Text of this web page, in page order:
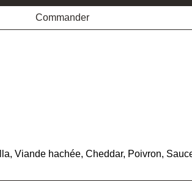
Commander
Viande hachée, Cheddar, Poivron,